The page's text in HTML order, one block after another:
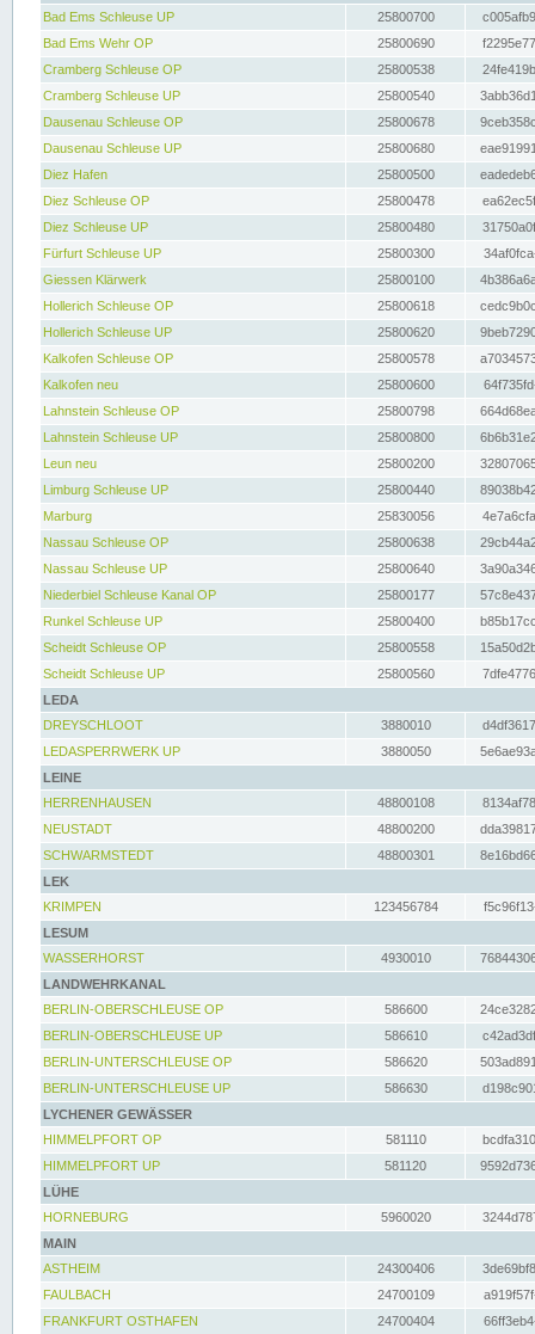
Bad Ems Schleuse UP
25800700
Bad Ems Wehr OP
25800690
Cramberg Schleuse OP
25800538
Cramberg Schleuse UP
25800540
Dausenau Schleuse OP
25800678
Dausenau Schleuse UP
25800680
Diez Hafen
25800500
Diez Schleuse OP
25800478
Diez Schleuse UP
25800480
Fürfurt Schleuse UP
25800300
Giessen Klärwerk
25800100
Hollerich Schleuse OP
25800618
Hollerich Schleuse UP
25800620
Kalkofen Schleuse OP
25800578
Kalkofen neu
25800600
Lahnstein Schleuse OP
25800798
Lahnstein Schleuse UP
25800800
Leun neu
25800200
Limburg Schleuse UP
25800440
Marburg
25830056
Nassau Schleuse OP
25800638
Nassau Schleuse UP
25800640
Niederbiel Schleuse Kanal OP
25800177
Runkel Schleuse UP
25800400
Scheidt Schleuse OP
25800558
Scheidt Schleuse UP
25800560
LEDA
DREYSCHLOOT
3880010
LEDASPERRWERK UP
3880050
LEINE
HERRENHAUSEN
48800108
NEUSTADT
48800200
SCHWARMSTEDT
48800301
LEK
KRIMPEN
123456784
LESUM
WASSERHORST
4930010
LANDWEHRKANAL
BERLIN-OBERSCHLEUSE OP
586600
BERLIN-OBERSCHLEUSE UP
586610
BERLIN-UNTERSCHLEUSE OP
586620
BERLIN-UNTERSCHLEUSE UP
586630
LYCHENER GEWÄSSER
HIMMELPFORT OP
581110
HIMMELPFORT UP
581120
LÜHE
HORNEBURG
5960020
MAIN
ASTHEIM
24300406
FAULBACH
24700109
FRANKFURT OSTHAFEN
24700404